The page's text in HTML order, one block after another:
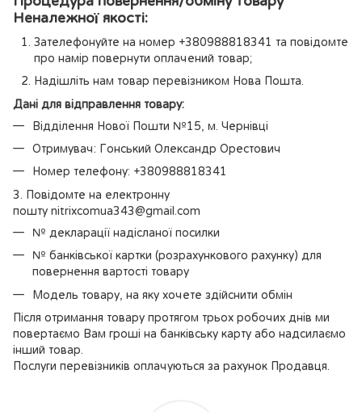
Неналежної якості:
Зателефонуйте на номер +380988818341 та повідомте
про намір повернути оплачений товар;
Надішліть нам товар перевізником Нова Пошта.
Дані для відправлення товару:
Відділення Нової Пошти №15, м. Чернівці
Отримувач: Гонський Олександр Орестович
Номер телефону: +380988818341
3. Повідомте на електронну
пошту nitrixcomua343@gmail.com
№ декларації надісланої посилки
№ банківської картки (розрахункового рахунку) для
повернення вартості товару
Модель товару, на яку хочете здійснити обмін
Після отримання товару протягом трьох робочих днів ми
повертаємо Вам гроші на банківську карту або надсилаємо
інший товар.
Послуги перевізників оплачуються за рахунок Продавця.